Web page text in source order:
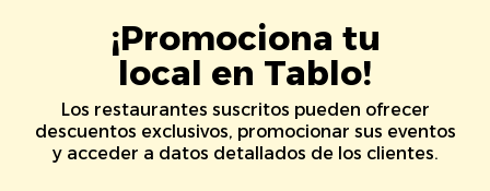
¡Promociona tu
local en Tablo!
Los restaurantes suscritos pueden ofrecer
descuentos exclusivos, promocionar sus eventos
y acceder a datos detallados de los clientes.